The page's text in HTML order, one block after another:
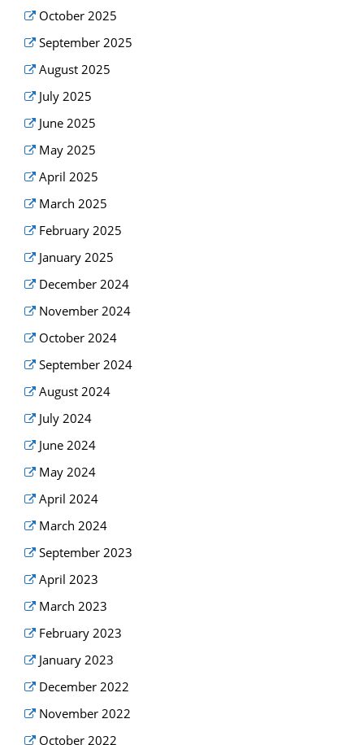
October 2025
September 2025
August 2025
July 2025
June 2025
May 2025
April 2025
March 2025
February 2025
January 2025
December 2024
November 2024
October 2024
September 2024
August 2024
July 2024
June 2024
May 2024
April 2024
March 2024
September 2023
April 2023
March 2023
February 2023
January 2023
December 2022
November 2022
October 2022